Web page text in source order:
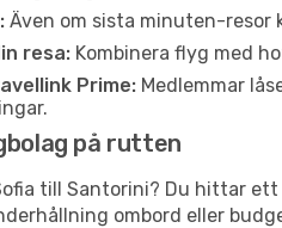
Även om sista minuten-resor
resa: Kombinera flyg med
Prime: Medlemmar
på rutten
till Santorini? Du hittar
ombord eller